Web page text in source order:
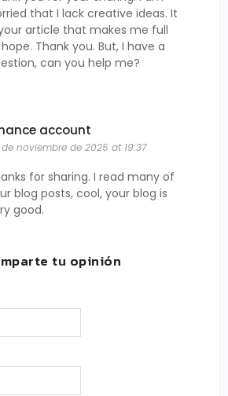
that I lack creative ideas. It
article that makes me full
Thank you. But, I have a
can you help me?
account
noviembre de 2025 at 19:37
for sharing. I read many of
blog posts, cool, your blog is
good.
tu opinión